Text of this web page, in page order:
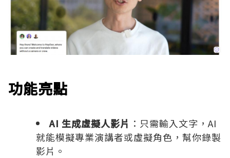
功能亮點
AI 生成虛擬人影片 ：只需輸入文字，AI
就能模擬專業演講者或虛擬角色，幫你錄製
影片。